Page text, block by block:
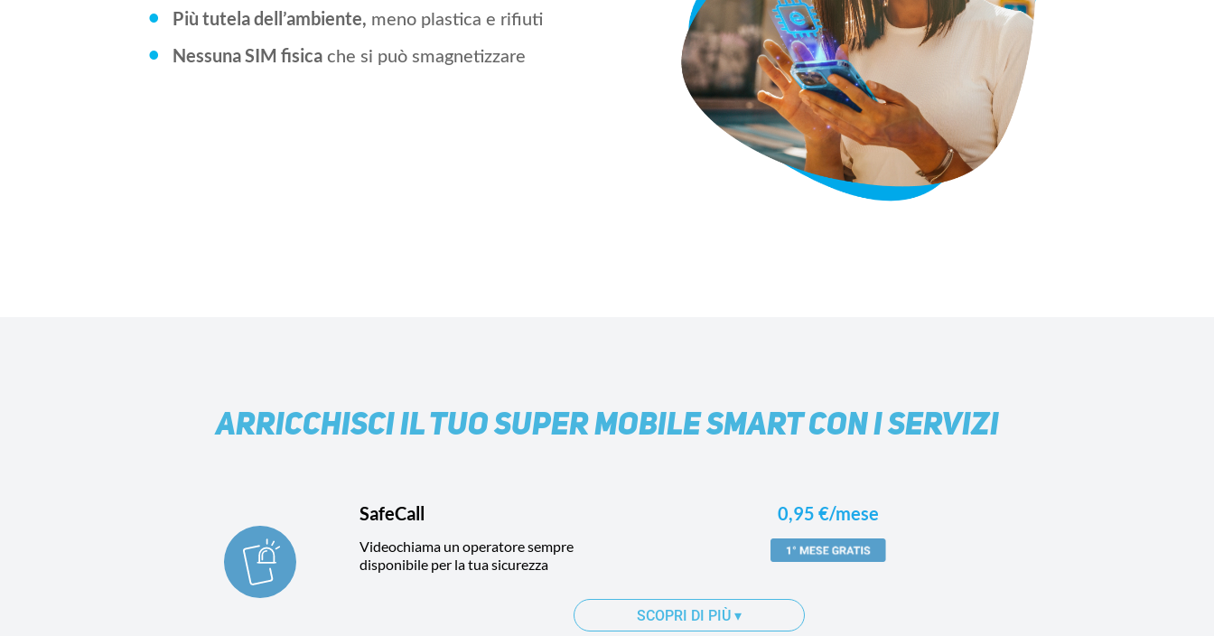
• Più tutela dell’ambiente, meno plastica e rifiuti
• Nessuna SIM fisicache si può smagnetizzare
ARRICCHISCI IL TUO SUPER MOBILE SMART CON I SERVIZI
SafeCall
Videochiama un operatore sempre
disponibile per la tua sicurezza
0,95 €/mese
SCOPRI DI PIÙ▾